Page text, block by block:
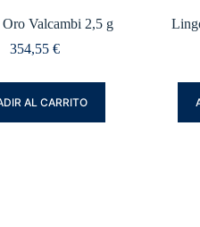
Valcambi 2,5 g
354,55 €
AL CARRITO